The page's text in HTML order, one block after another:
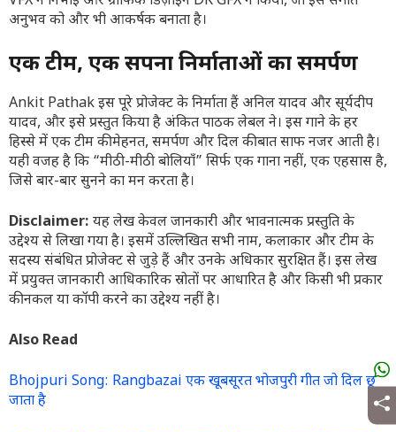
अनुभव को और भी आकर्षक बनाता है।
एक टीम, एक सपना निर्माताओं का समर्पण
Ankit Pathak इस पूरे प्रोजेक्ट के निर्माता हैं अनिल यादव और सूर्यदीप
यादव, और इसे प्रस्तुत किया है अंकित पाठक लेबल ने। इस गाने के हर
हिस्से में एक टीम की मेहनत, समर्पण और दिल की बात साफ नजर आती है।
यही वजह है कि “मीठी-मीठी बोलियाँ” सिर्फ एक गाना नहीं, एक एहसास है,
जिसे बार-बार सुनने का मन करता है।
Disclaimer: यह लेख केवल जानकारी और भावनात्मक प्रस्तुति के
उद्देश्य से लिखा गया है। इसमें उल्लिखित सभी नाम, कलाकार और टीम के
सदस्य संबंधित प्रोजेक्ट से जुड़े हैं और उनके अधिकार सुरक्षित हैं। इस लेख
में प्रयुक्त जानकारी आधिकारिक स्रोतों पर आधारित है और किसी भी प्रकार
की नकल या कॉपी करने का उद्देश्य नहीं है।
Also Read
Bhojpuri Song: Rangbazai एक खूबसूरत भोजपुरी गीत जो दिल छू
जाता है